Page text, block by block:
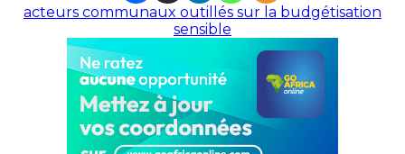
acteurs communaux outillés sur la budgétisation
sensible